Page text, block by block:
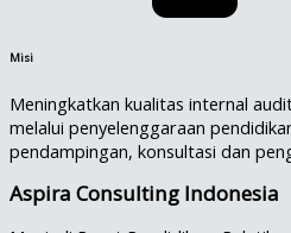
Misi
Meningkatkan kualitas internal
melalui penyelenggaraan
pendampingan, konsultasi dan
Aspira Consulting Indonesia